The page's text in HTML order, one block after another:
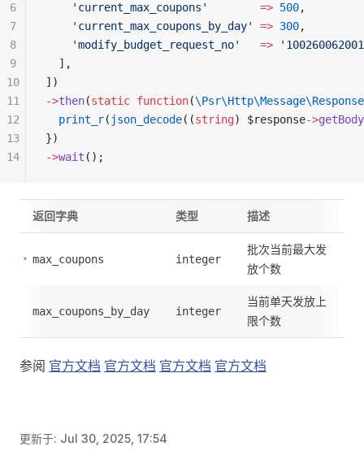
    'current_max_coupons'
        =>
500,
    'current_max_coupons_by_day'
=> 300,
    'modify_budget_request_no'
   =>
  ],
])
->then(static function(
  print_r
( json_decode((string) $response->getBody
})
->wait ();
6
7
8
9
10
11
12
13
14
返回字典 类型 描述
max_coupons integer
批次当前最大发
放个数
max_coupons_by_day integer
当前单天发放上
限个数
参阅 官方文档 官方文档 官方文档 官方文档
更新于: Jul 30, 2025, 17:54